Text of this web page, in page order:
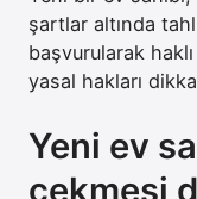
şartlar altında
başvurularak
yasal hakları
Yeni ev
çekmesi